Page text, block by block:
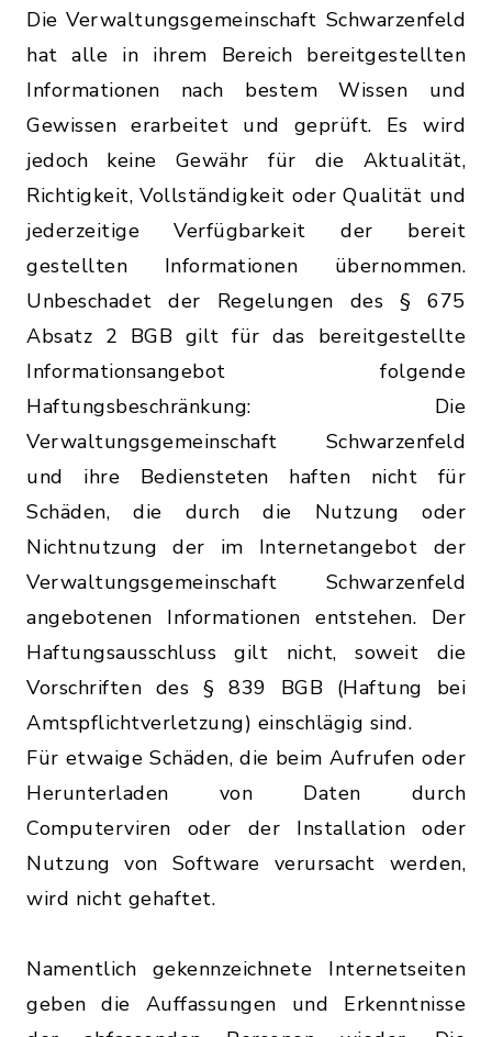
Die Verwaltungsgemeinschaft Schwarzenfeld
hat alle in ihrem Bereich bereitgestellten
Informationen nach bestem Wissen und
Gewissen erarbeitet und geprüft. Es wird
jedoch keine Gewähr für die Aktualität,
Richtigkeit, Vollständigkeit oder Qualität und
jederzeitige Verfügbarkeit der bereit
gestellten Informationen übernommen.
Unbeschadet der Regelungen des § 675
Absatz 2 BGB gilt für das bereitgestellte
Informationsangebot folgende
Haftungsbeschränkung: Die
Verwaltungsgemeinschaft Schwarzenfeld
und ihre Bediensteten haften nicht für
Schäden, die durch die Nutzung oder
Nichtnutzung der im Internetangebot der
Verwaltungsgemeinschaft Schwarzenfeld
angebotenen Informationen entstehen. Der
Haftungsausschluss gilt nicht, soweit die
Vorschriften des § 839 BGB (Haftung bei
Amtspflichtverletzung) einschlägig sind.
Für etwaige Schäden, die beim Aufrufen oder
Herunterladen von Daten durch
Computerviren oder der Installation oder
Nutzung von Software verursacht werden,
wird nicht gehaftet.
Namentlich gekennzeichnete Internetseiten
geben die Auffassungen und Erkenntnisse